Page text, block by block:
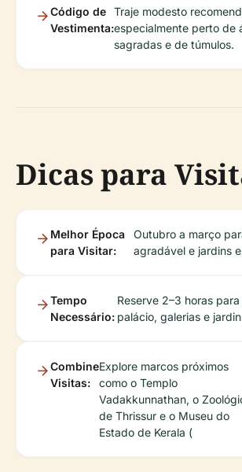
Código de
Vestimenta:
Traje modesto
especialmente perto de
sagradas e de túmulos.
Dicas para
Melhor Época
para Visitar:
Outubro a março
agradável e jardins
Tempo
Necessário:
Reserve 2–3 horas
palácio, galerias e
Combine
Visitas:
Explore marcos próximos
como o Templo
Vadakkunnathan, o
de Thrissur e o Museu do
Estado de Kerala (